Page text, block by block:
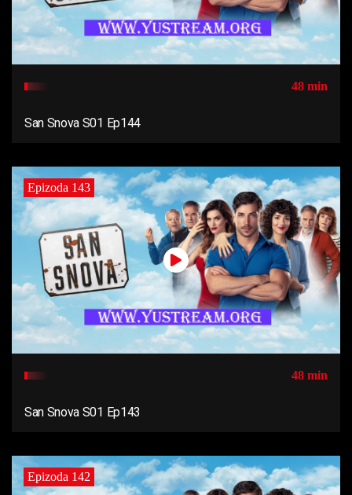
48 min
San Snova S01 Ep144
Epizoda 143
48 min
San Snova S01 Ep143
Epizoda 142